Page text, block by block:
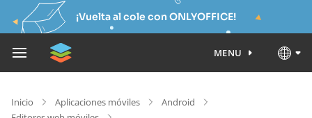
¡Vuelta al cole con ONLYOFFICE!
MENU
Inicio Aplicaciones móviles
Android